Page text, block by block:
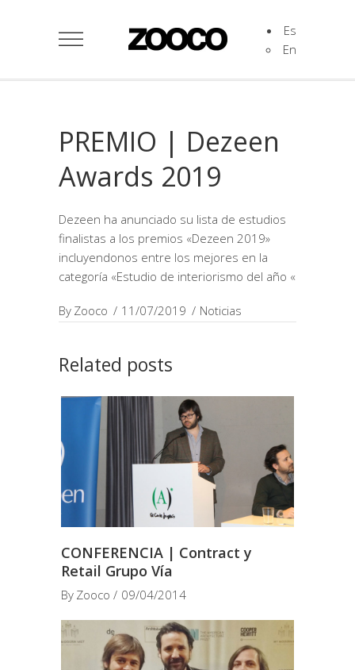
Es
En
PREMIO | Dezeen
Awards 2019
Dezeen ha anunciado su lista de estudios
finalistas a los premios «Dezeen 2019»
incluyendonos entre los mejores en la
categoría «Estudio de interiorismo del año «
By Zooco 11/07/2019 Noticias
Related posts
CONFERENCIA | Contract y
Retail Grupo Vía
By Zooco 09/04/2014